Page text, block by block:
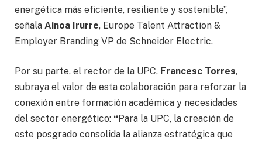
energética más eficiente, resiliente y sostenible”,
señala Ainoa Irurre, Europe Talent Attraction &
Employer Branding VP de Schneider Electric.
Por su parte, el rector de la UPC, Francesc Torres,
subraya el valor de esta colaboración para reforzar la
conexión entre formación académica y necesidades
del sector energético: “ Para la UPC, la creación de
este posgrado consolida la alianza estratégica que